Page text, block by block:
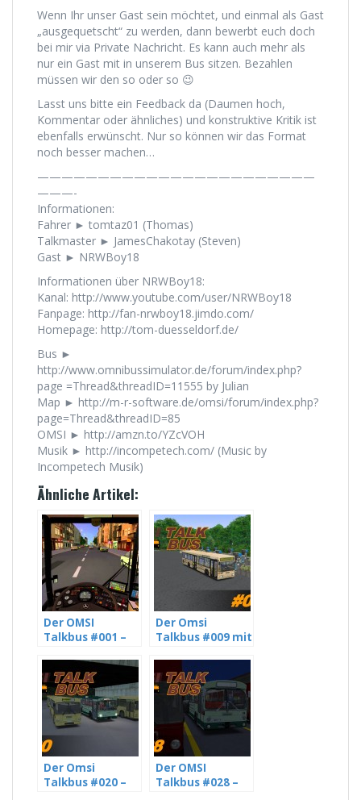
Wenn Ihr unser Gast sein möchtet, und einmal als Gast
„ausgequetscht“ zu werden, dann bewerbt euch doch
bei mir via Private Nachricht. Es kann auch mehr als
nur ein Gast mit in unserem Bus sitzen. Bezahlen
müssen wir den so oder so 😉
Lasst uns bitte ein Feedback da (Daumen hoch,
Kommentar oder ähnliches) und konstruktive Kritik ist
ebenfalls erwünscht. Nur so können wir das Format
noch besser machen…
———————————————————————
———-
Informationen:
Fahrer ► tomtaz01 (Thomas)
Talkmaster ► JamesChakotay (Steven)
Gast ► NRWBoy18
Informationen über NRWBoy18:
Kanal: http://www.youtube.com/user/NRWBoy18
Fanpage: http://fan-nrwboy18.jimdo.com/
Homepage: http://tom-duesseldorf.de/
Bus ►
http://www.omnibussimulator.de/forum/index.php?
page =Thread&threadID=11555 by Julian
Map ► http://m-r-software.de/omsi/forum/index.php?
page=Thread&threadID=85
OMSI ► http://amzn.to/YZcVOH
Musik ► http://incompetech.com/ (Music by
Incompetech Musik)
Ähnliche Artikel:
Der OMSI
Talkbus #001 –
Gott und die
Welt (1/5) ReUP
[HD]
Der Omsi
Talkbus #009 mit
die Deutsche
Bahn und seinen
Let’s Plays (4/10)
Der Omsi
Talkbus #020 –
Der OMSI
Talkbus #028 –